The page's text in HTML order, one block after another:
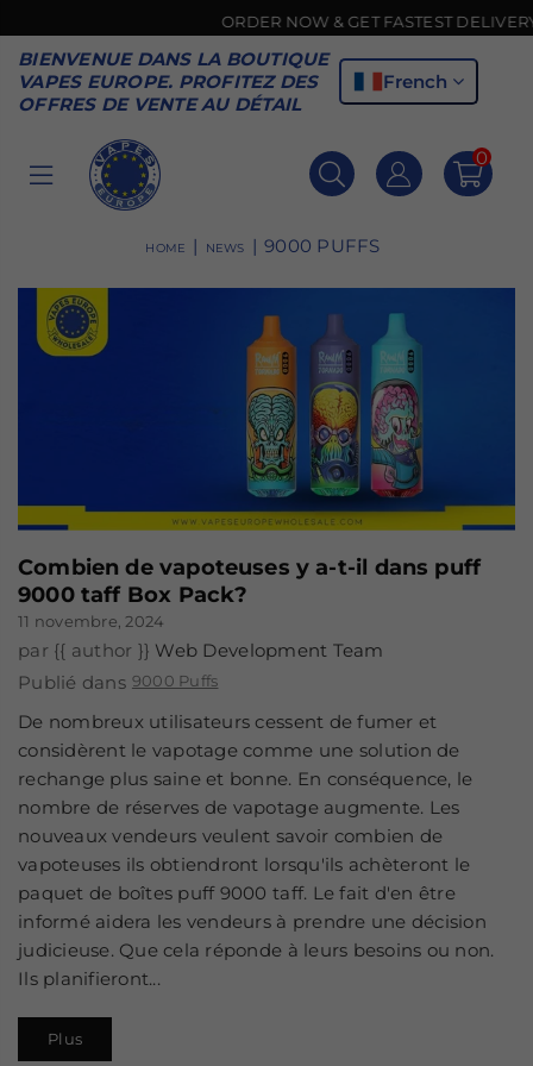
ORDER NOW & GET FASTEST DELIVERY 🚚
BIENVENUE DANS LA BOUTIQUE
VAPES EUROPE. PROFITEZ DES
OFFRES DE VENTE AU DÉTAIL
French
VAPES
0
HOME | NEWS | 9000 PUFFS
Combien de vapoteuses y a-t-il dans puff
9000 taff Box Pack?
11 novembre, 2024
par {{ author }} Web Development Team
Publié dans 9000 Puffs
De nombreux utilisateurs cessent de fumer et
considèrent le vapotage comme une solution de
rechange plus saine et bonne. En conséquence, le
nombre de réserves de vapotage augmente. Les
nouveaux vendeurs veulent savoir combien de
vapoteuses ils obtiendront lorsqu'ils achèteront le
paquet de boîtes puff 9000 taff. Le fait d'en être
informé aidera les vendeurs à prendre une décision
judicieuse. Que cela réponde à leurs besoins ou non.
Ils planifieront...
Plus